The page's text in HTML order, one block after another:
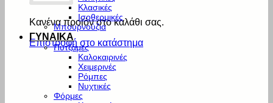
Κανένα προϊόν στο καλάθι σας.
Επιστροφή στο κατάστημα
Κλασικές
Ισοθερμικές
Μπουρνούζια
ΓΥΝΑΙΚΑ
Πυτζάμες
Καλοκαιρινές
Χειμερινές
Ρόμπες
Νυχτικές
Φόρμες